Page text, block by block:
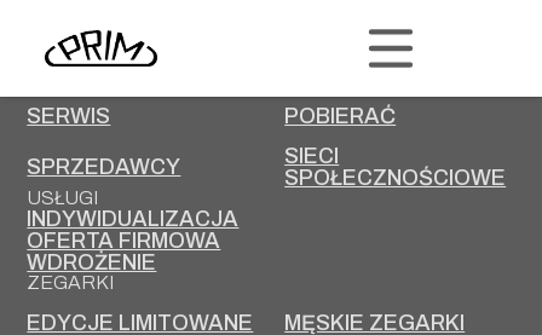
PRIM
KARIERA
SERWIS
POBIERAĆ
SPRZEDAWCY
SIECI
SPOŁECZNOŚCIOWE
USŁUGI
INDYWIDUALIZACJA
OFERTA FIRMOWA
WDROŻENIE
ZEGARKI
EDYCJE LIMITOWANE
MĘSKIE ZEGARKI